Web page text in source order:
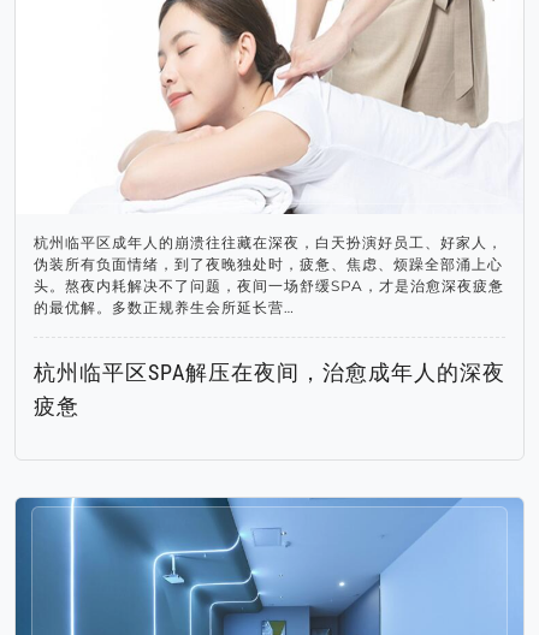
杭州临平区成年人的崩溃往往藏在深夜，白天扮演好员工、好家人，
伪装所有负面情绪，到了夜晚独处时，疲惫、焦虑、烦躁全部涌上心
头。熬夜内耗解决不了问题，夜间一场舒缓SPA，才是治愈深夜疲惫
的最优解。多数正规养生会所延长营…
杭州临平区SPA解压在夜间，治愈成年人的深夜
疲惫